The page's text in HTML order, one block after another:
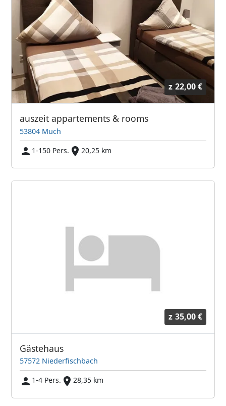
z 22,00 €
auszeit appartements & rooms
53804 Much
1-150 Pers.
20,25 km
z 35,00 €
Gästehaus
57572 Niederfischbach
1-4 Pers.
28,35 km